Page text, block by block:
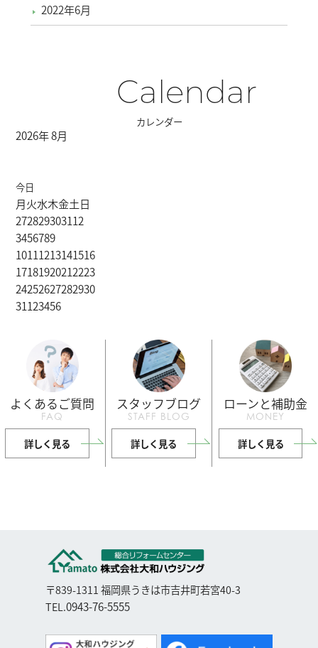
2022年6月
Calendar
カレンダー
2026年 8月
今日
月火水木金土日
272829303112
3456789
10111213141516
17181920212223
24252627282930
31123456
よくあるご質問
FAQ
詳しく見る
スタッフブログ
STAFF BLOG
詳しく見る
ローンと補助金
MONEY
詳しく見る
〒839-1311 福岡県うきは市吉井町若宮40-3
TEL.0943-76-5555